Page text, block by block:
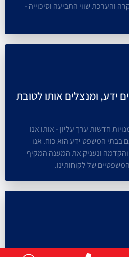
והערכת שווי התביעה וסיכוייה -
ידע, ומנצלים אותו לטובת
חדשות ערך עליון - אותו אנו
בבתי המשפט ידע הוא כוח. אנו
ונעניק את המענה המקיף
של לקוחותינו.